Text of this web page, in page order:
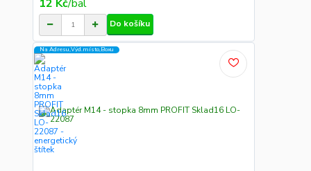
12 Kč/bal
Do košíku
Na Adresu,Výd.místo,Boxu